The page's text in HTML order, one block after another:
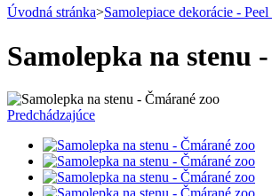
Úvodná stránka>Samolepiace dekorácie -
Samolepka na stenu
Predchádzajúce